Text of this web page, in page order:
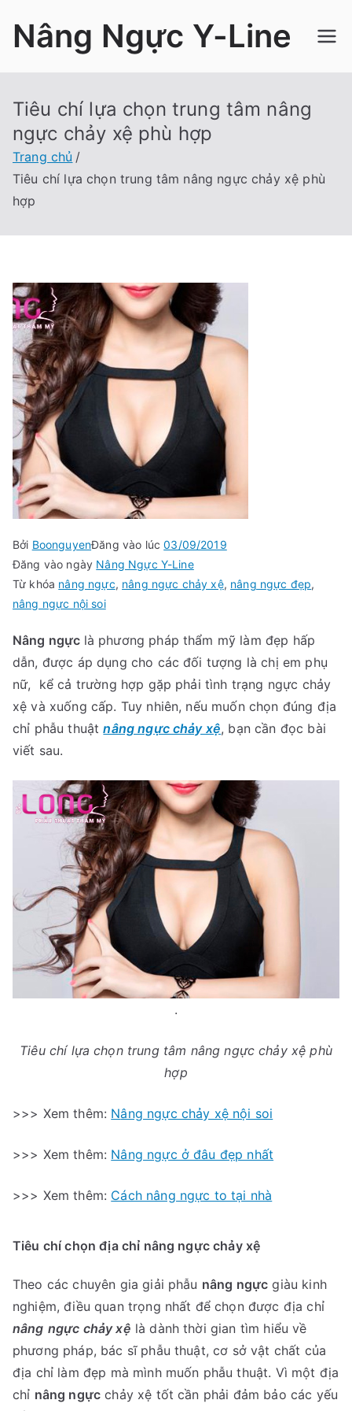
Nâng Ngực Y-Line
Tiêu chí lựa chọn trung tâm nâng
ngực chảy xệ phù hợp
Trang chủ
Tiêu chí lựa chọn trung tâm nâng ngực chảy xệ phù
hợp
Bởi BoonguyenĐăng vào lúc03/09/2019
Đăng vào ngày Nâng Ngực Y-Line
Từ khóa nâng ngực, nâng ngực chảy xệ, nâng ngực đẹp,
nâng ngực nội soi
Nâng ngực là phương pháp thẩm mỹ làm đẹp hấp
dẫn, được áp dụng cho các đối tượng là chị em phụ
nữ, kể cả trường hợp gặp phải tình trạng ngực chảy
xệ và xuống cấp. Tuy nhiên, nếu muốn chọn đúng địa
chỉ phẫu thuậtnâng ngực chảy xệ, bạn cần đọc bài
viết sau.
.
Tiêu chí lựa chọn trung tâm nâng ngực chảy xệ phù
hợp
>>> Xem thêm: Nâng ngực chảy xệ nội soi
>>> Xem thêm: Nâng ngực ở đâu đẹp nhất
>>> Xem thêm: Cách nâng ngực to tại nhà
Tiêu chí chọn địa chỉ nâng ngực chảy xệ
Theo các chuyên gia giải phẫu nâng ngực giàu kinh
nghiệm, điều quan trọng nhất để chọn được địa chỉ
nâng ngực chảy xệ là dành thời gian tìm hiểu về
phương pháp, bác sĩ phẫu thuật, cơ sở vật chất của
địa chỉ làm đẹp mà mình muốn phẫu thuật. Vì một địa
chỉ nâng ngực chảy xệ tốt cần phải đảm bảo các yếu